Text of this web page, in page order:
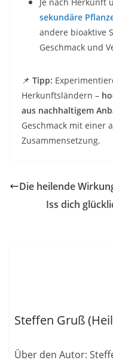
sekundäre
andere bioaktive
Geschmack und
📌 Tipp:
Herkunftsländern –
aus nachhaltigem
Geschmack mit einer
Zusammensetzung.
Die heilende
Iss dich
Steffen Gruß
Über den Autor: